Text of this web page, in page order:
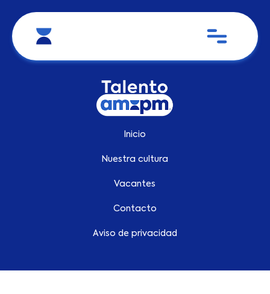
Inicio
Nuestra cultura
Vacantes
Contacto
Aviso de privacidad